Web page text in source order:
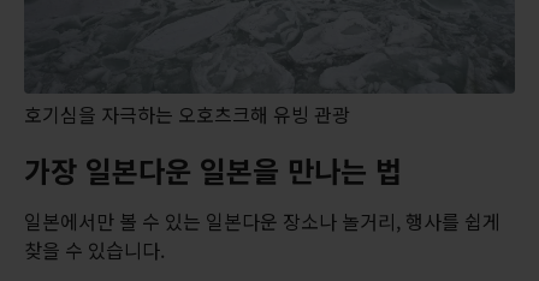
호기심을 자극하는 오호츠크해 유빙 관광
가장 일본다운 일본을 만나는 법
일본에서만 볼 수 있는 일본다운 장소나 놀거리, 행사를 쉽게
찾을 수 있습니다.